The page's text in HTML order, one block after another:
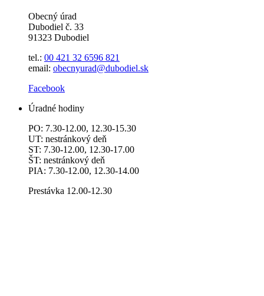
Obecný úrad
Dubodiel č. 33
91323 Dubodiel
tel.: 00 421 32 6596 821
email: obecnyurad@dubodiel.sk
Facebook
Úradné hodiny
PO: 7.30-12.00, 12.30-15.30
UT: nestránkový deň
ST: 7.30-12.00, 12.30-17.00
ŠT: nestránkový deň
PIA: 7.30-12.00, 12.30-14.00
Prestávka 12.00-12.30